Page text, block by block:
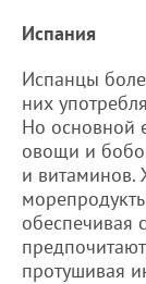
Испания
Испанцы
них
Но основной
овощи и
и витаминов.
обеспечивая
протушивая